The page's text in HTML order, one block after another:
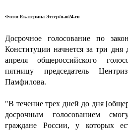
Фото: Екатерина Эстер/nao24.ru
Досрочное голосование по
Конституции начнется за три
апреля общероссийского
пятницу председатель
Памфилова.
"В течение трех дней до дня
досрочным голосованием
граждане России, у которых